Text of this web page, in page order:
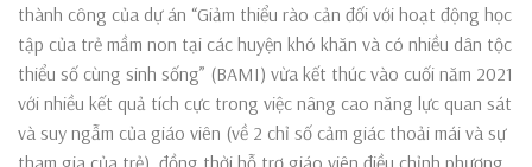
thành công của dự án “Giảm thiểu rào cản đối với hoạt động học
tập của trẻ mầm non tại các huyện khó khăn và có nhiều dân tộc
thiểu số cùng sinh sống” (BAMI) vừa kết thúc vào cuối năm 2021
với nhiều kết quả tích cực trong việc nâng cao năng lực quan sát
và suy ngẫm của giáo viên (về 2 chỉ số cảm giác thoải mái và sự
tham gia của trẻ), đồng thời hỗ trợ giáo viên điều chỉnh phương